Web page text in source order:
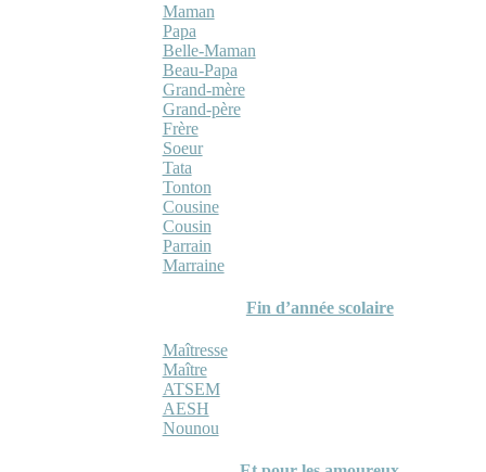
Maman
Papa
Belle-Maman
Beau-Papa
Grand-mère
Grand-père
Frère
Soeur
Tata
Tonton
Cousine
Cousin
Parrain
Marraine
Fin d’année scolaire
Maîtresse
Maître
ATSEM
AESH
Nounou